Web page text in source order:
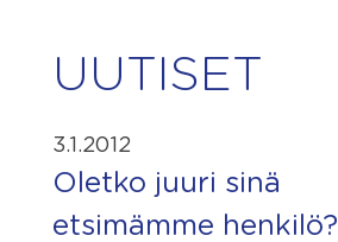
UUTISET
3.1.2012
Oletko juuri sinä
etsimämme henkilö?